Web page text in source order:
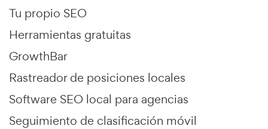
Tu propio SEO
Herramientas gratuitas
GrowthBar
Rastreador de posiciones locales
Software SEO local para agencias
Seguimiento de clasificación móvil